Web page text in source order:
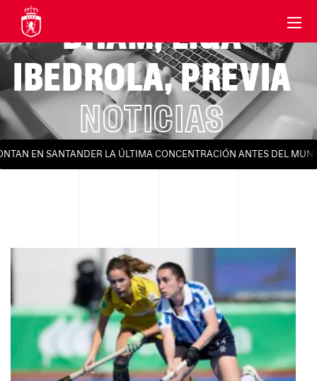
DHAM,LIGA
IBEDROLA,PREVIA
NOTICIAS
EN SANTANDER LA ÚLTIMA CONCENTRACIÓN ANTES DEL